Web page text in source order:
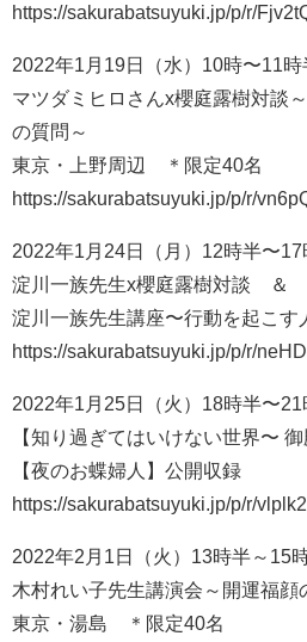
https://sakurabatsuyuki.jp/p/r/
2022年1月19日（水）10時〜11時
マツダミヒロさんx櫻庭露樹対談
の質問～
東京・上野周辺 ＊限定40名
https://sakurabatsuyuki.jp/p/r/
2022年1月24日（月）12時半〜17
淀川一族先生x櫻庭露樹対談 ＆
淀川一族先生講座〜行動を起こす
https://sakurabatsuyuki.jp/p/r/
2022年1月25日（火）18時半〜21
【知り過ぎてはいけない世界〜
【夜のお蝶婦人】公開収録
https://sakurabatsuyuki.jp/p/r/
2022年2月1日（火）13時半～15
木村れい子先生講演会～開運福顔
東京・湯島 ＊限定40名